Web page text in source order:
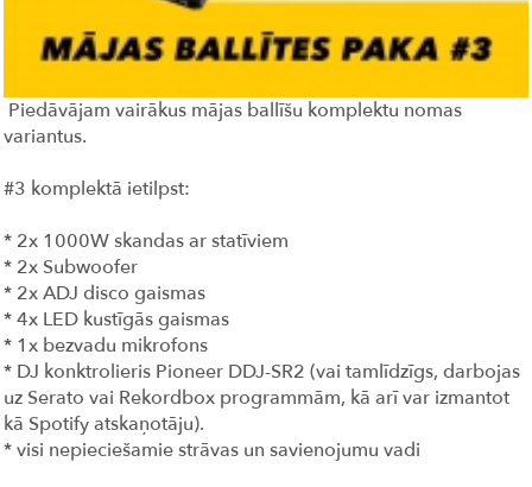
Piedāvājam vairākus mājas ballīšu komplektu nomas
variantus.
#3 komplektā ietilpst:
* 2x 1000W skandas ar statīviem
* 2x Subwoofer
* 2x ADJ disco gaismas
* 4x LED kustīgās gaismas
* 1x bezvadu mikrofons
* DJ konktrolieris Pioneer DDJ-SR2 (vai tamlīdzīgs, darbojas
uz Serato vai Rekordbox programmām, kā arī var izmantot
kā Spotify atskaņotāju).
* visi nepieciešamie strāvas un savienojumu vadi